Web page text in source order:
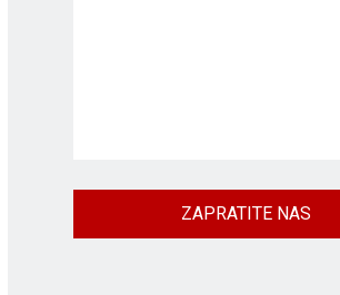
ZAPRATITE NAS